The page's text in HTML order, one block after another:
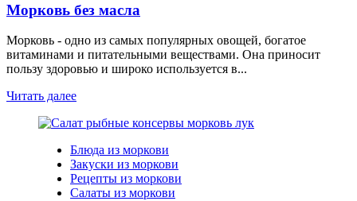
Морковь без масла
Морковь - одно из самых популярных овощей, богатое
витаминами и питательными веществами. Она приносит
пользу здоровью и широко используется в...
Читать далее
Блюда из моркови
Закуски из моркови
Рецепты из моркови
Салаты из моркови